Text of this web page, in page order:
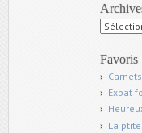
Archives
Favoris
Expat
La